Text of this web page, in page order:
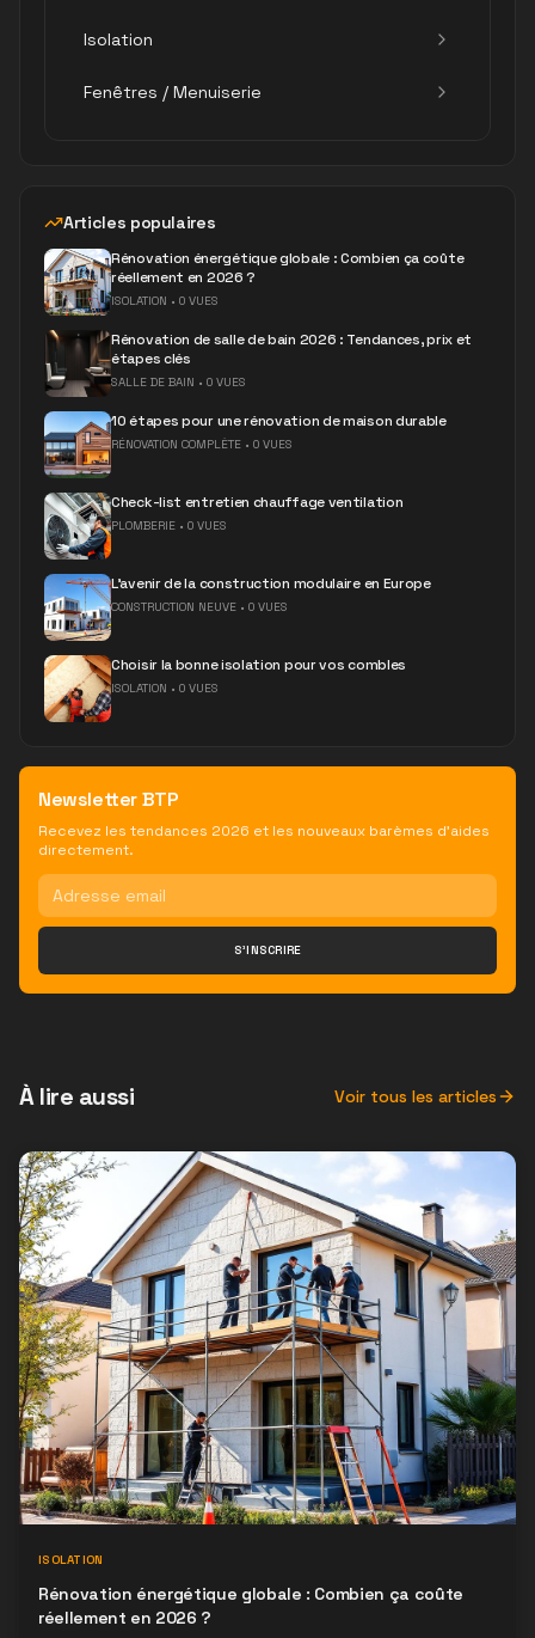
Isolation
Fenêtres / Menuiserie
Articles populaires
Rénovation énergétique globale : Combien ça coûte
réellement en 2026 ?
ISOLATION • 0 VUES
Rénovation de salle de bain 2026 : Tendances, prix et
étapes clés
SALLE DE BAIN • 0 VUES
10 étapes pour une rénovation de maison durable
RÉNOVATION COMPLÈTE • 0 VUES
Check-list entretien chauffage ventilation
PLOMBERIE • 0 VUES
L'avenir de la construction modulaire en Europe
CONSTRUCTION NEUVE • 0 VUES
Choisir la bonne isolation pour vos combles
ISOLATION • 0 VUES
Newsletter BTP
Recevez les tendances 2026 et les nouveaux barèmes d'aides
directement.
S'INSCRIRE
À lire aussi Voir tous les articles
ISOLATION
Rénovation énergétique globale : Combien ça coûte
réellement en 2026 ?